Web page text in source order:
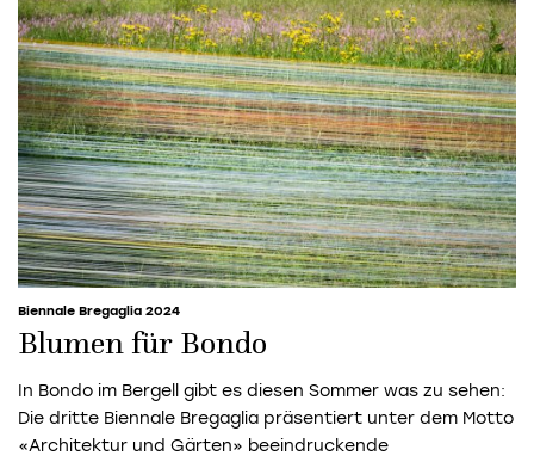
Biennale Bregaglia 2024
Blumen für Bondo
In Bondo im Bergell gibt es diesen Sommer was zu sehen:
Die dritte Biennale Bregaglia präsentiert unter dem Motto
«Architektur und Gärten» beeindruckende